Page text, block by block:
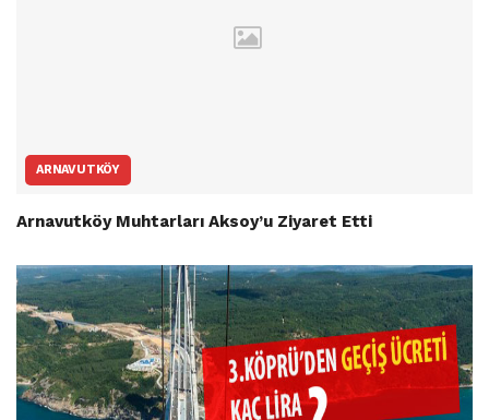
ARNAVUTKÖY
Arnavutköy Muhtarları Aksoy’u Ziyaret Etti